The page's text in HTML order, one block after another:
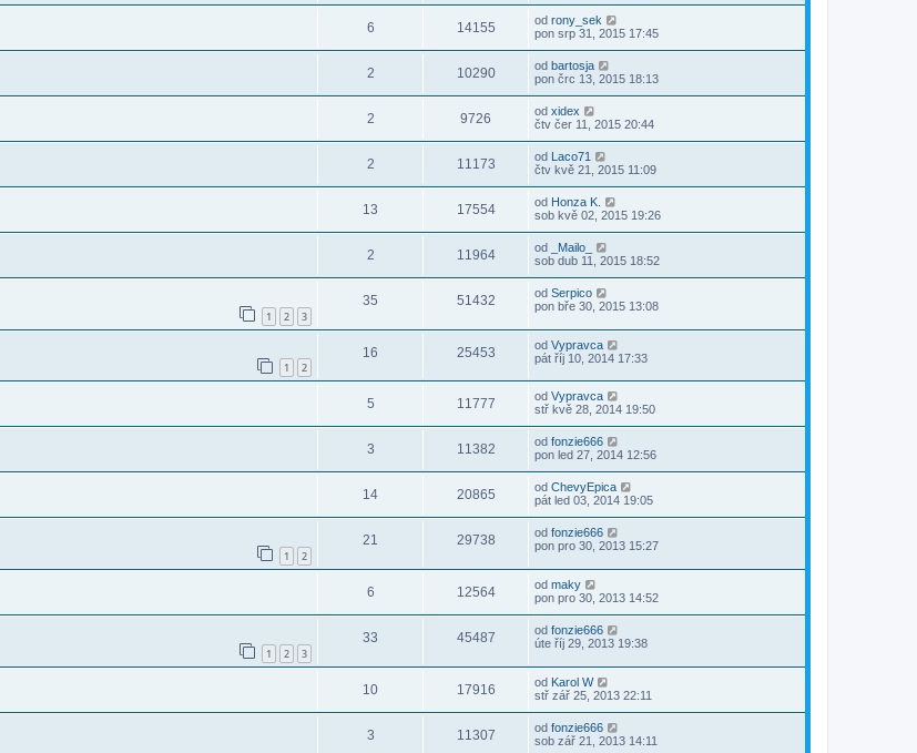
6 14155 od rony_sek
pon srp 31, 2015 17:45
2 10290 od bartosja
pon črc 13, 2015 18:13
2 9726 od xidex
čtv čer 11, 2015 20:44
2 11173 od
Laco71
čtv kvě 21, 2015 11:09
13 17554 od Honza K.
sob kvě 02, 2015 19:26
2 11964 od
_Mailo_
sob dub 11, 2015 18:52
1 2 3
35 51432 od Serpico
pon bře 30, 2015 13:08
1 2
16 25453 od Vypravca
pát říj 10, 2014 17:33
5 11777 od Vypravca
stř kvě 28, 2014 19:50
3 11382 od fonzie666
pon led 27, 2014 12:56
14 20865 od ChevyEpica
pát led 03, 2014 19:05
1 2
21 29738 od fonzie666
pon pro 30, 2013 15:27
6 12564 od maky
pon pro 30, 2013 14:52
1 2 3
33 45487 od fonzie666
úte říj 29, 2013 19:38
10 17916 od Karol W
stř zář 25, 2013 22:11
3 11307 od fonzie666
sob zář 21, 2013 14:11